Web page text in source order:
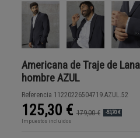
Americana de Traje de Lana
hombre AZUL
Referencia 11220226504719.AZUL.52
125,30 € 179,00 € -53,70 €
Impuestos incluidos